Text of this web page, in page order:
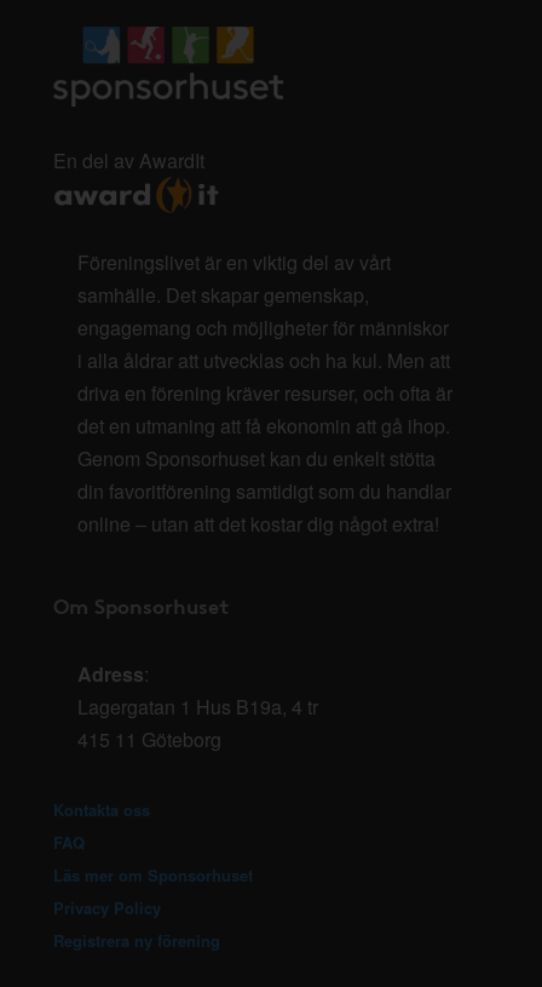
En del av AwardIt
Föreningslivet är en viktig del av vårt
samhälle. Det skapar gemenskap,
engagemang och möjligheter för människor
i alla åldrar att utvecklas och ha kul. Men att
driva en förening kräver resurser, och ofta är
det en utmaning att få ekonomin att gå ihop.
Genom Sponsorhuset kan du enkelt stötta
din favoritförening samtidigt som du handlar
online – utan att det kostar dig något extra!
Om Sponsorhuset
Adress:
Lagergatan 1 Hus B19a, 4 tr
415 11 Göteborg
Kontakta oss
FAQ
Läs mer om Sponsorhuset
Privacy Policy
Registrera ny förening